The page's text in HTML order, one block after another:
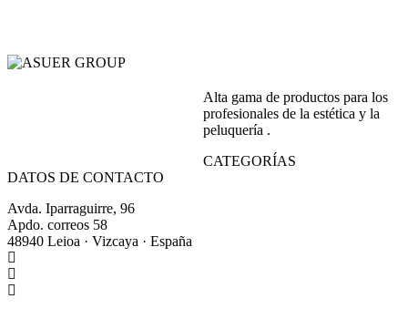
Alta gama de productos para los
profesionales de la estética y la
peluquería .
CATEGORÍAS
DATOS DE CONTACTO
Avda. Iparraguirre, 96
Apdo. correos 58
48940 Leioa · Vizcaya · España